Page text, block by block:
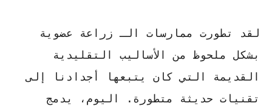
لقد تطورت ممارسات الـ زراعة عضوية
بشكل ملحوظ من الأساليب التقليدية
القديمة التي كان يتبعها أجدادنا إلى
تقنيات حديثة متطورة. اليوم، يدمج